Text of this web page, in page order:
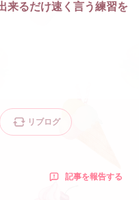
来るだけ速く言う練習を
リブログ
記事を報告する